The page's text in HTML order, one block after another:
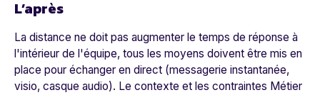
L’après
La distance ne doit pas augmenter le temps de réponse à
l'intérieur de l'équipe, tous les moyens doivent être mis en
place pour échanger en direct (messagerie instantanée,
visio, casque audio). Le contexte et les contraintes Métier